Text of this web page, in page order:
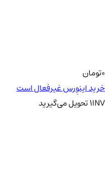
0تومان
خرید اینوِرس غیرفعال است
1INV تحویلمی‌گیرید